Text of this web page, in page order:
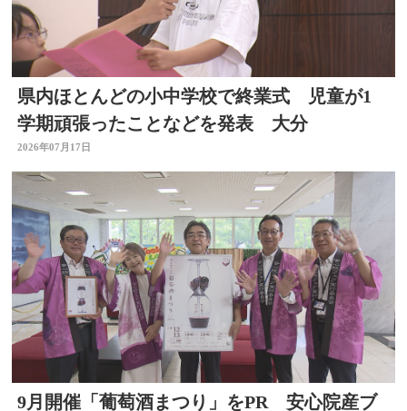
県内ほとんどの小中学校で終業式 児童が1
学期頑張ったことなどを発表 大分
2026年07月17日
9月開催「葡萄酒まつり」をPR 安心院産ブ